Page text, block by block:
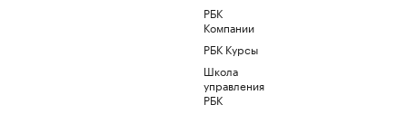
РБК
Компании
РБК Курсы
Школа
управления
РБК